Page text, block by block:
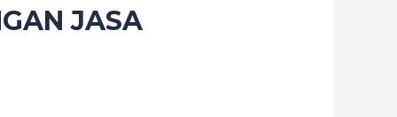
JASA